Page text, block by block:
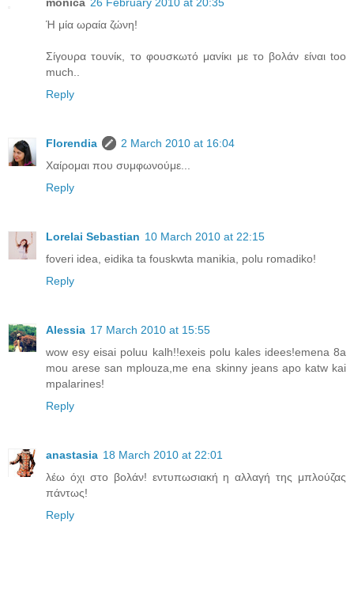
Ή μία ωραία ζώνη!
Σίγουρα τουνίκ, το φουσκωτό μανίκι με το βολάν είναι too
much..
Reply
Florendia
2 March 2010 at 16:04
Χαίρομαι που συμφωνούμε...
Reply
Lorelai Sebastian 10 March 2010 at 22:15
foveri idea, eidika ta fouskwta manikia, polu romadiko!
Reply
Alessia 17 March 2010 at 15:55
wow esy eisai poluu kalh!!exeis polu kales idees!emena 8a
mou arese san mplouza,me ena skinny jeans apo katw kai
mpalarines!
Reply
anastasia 18 March 2010 at 22:01
λέω όχι στο βολάν! εντυπωσιακή η αλλαγή της μπλούζας
πάντως!
Reply